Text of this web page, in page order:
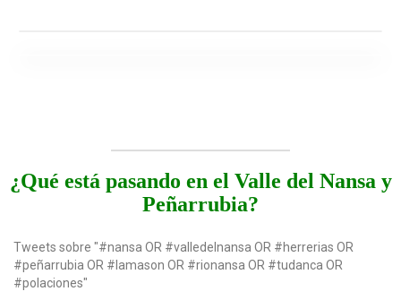
¿Qué está pasando en el Valle del Nansa y
Peñarrubia?
Tweets sobre "#nansa OR #valledelnansa OR #herrerias OR
#peñarrubia OR #lamason OR #rionansa OR #tudanca OR
#polaciones"